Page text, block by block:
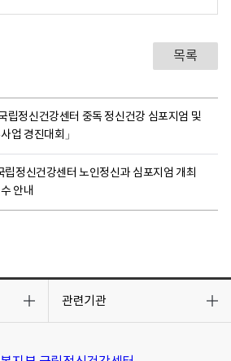
목록
립정신건강센터 중독 정신건강 심포지엄 및
업 경진대회」
립정신건강센터 노인정신과 심포지엄 개최
안내
관련기관
기